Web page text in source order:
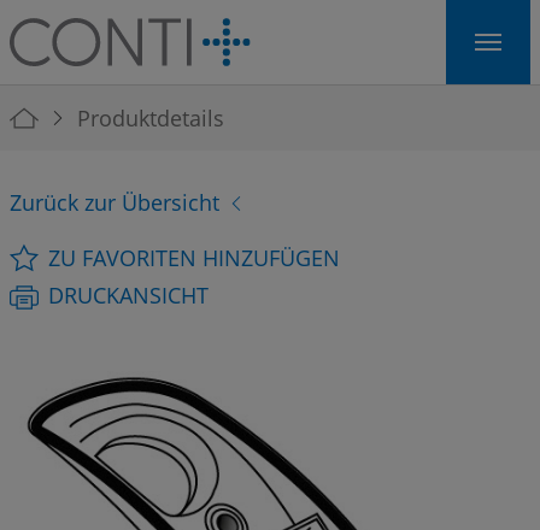
Skip to main navigation
Skip to main content
Skip to page footer
You are here:
Produktdetails
Zurück zur Übersicht
ZU FAVORITEN HINZUFÜGEN
DRUCKANSICHT